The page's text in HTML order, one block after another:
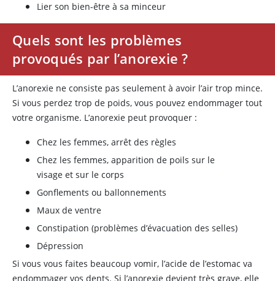
Lier son bien-être à sa minceur
Quels sont les problèmes
provoqués par l’anorexie ?
L’anorexie ne consiste pas seulement à avoir l’air trop mince.
Si vous perdez trop de poids, vous pouvez endommager tout
votre organisme. L’anorexie peut provoquer :
Chez les femmes, arrêt des règles
Chez les femmes, apparition de poils sur le
visage et sur le corps
Gonflements ou ballonnements
Maux de ventre
Constipation (problèmes d’évacuation des selles)
Dépression
Si vous vous faites beaucoup vomir, l’acide de l’estomac va
endommager vos dents. Si l’anorexie devient très grave, elle